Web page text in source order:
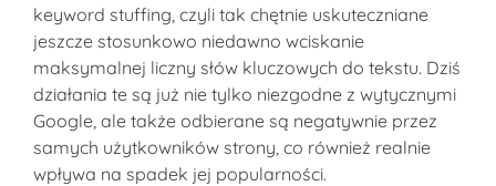
keyword stuffing, czyli tak chętnie uskuteczniane
jeszcze stosunkowo niedawno wciskanie
maksymalnej liczny słów kluczowych do tekstu. Dziś
działania te są już nie tylko niezgodne z wytycznymi
Google, ale także odbierane są negatywnie przez
samych użytkowników strony, co również realnie
wpływa na spadek jej popularności.